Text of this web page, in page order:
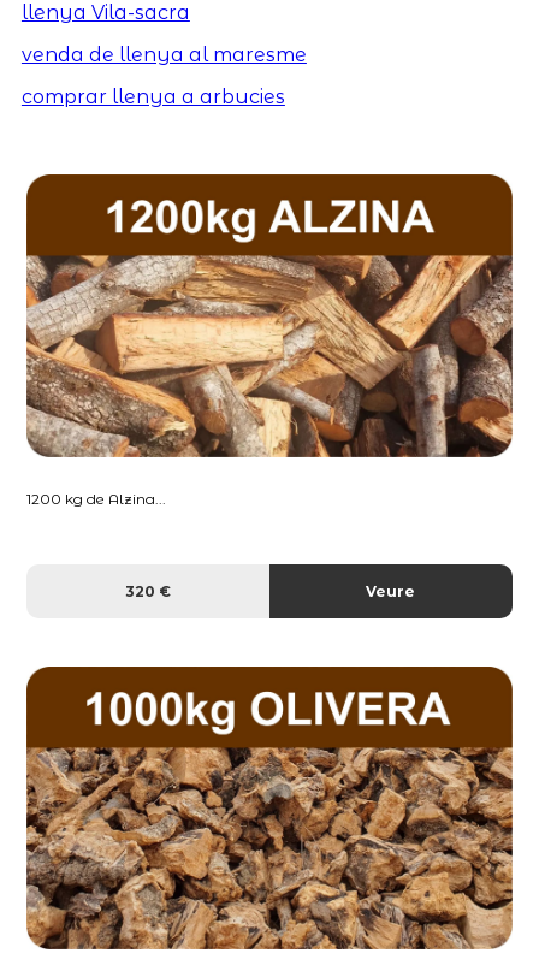
llenya Vila-sacra
venda de llenya al maresme
comprar llenya a arbucies
1200 kg de Alzina...
320 € Veure